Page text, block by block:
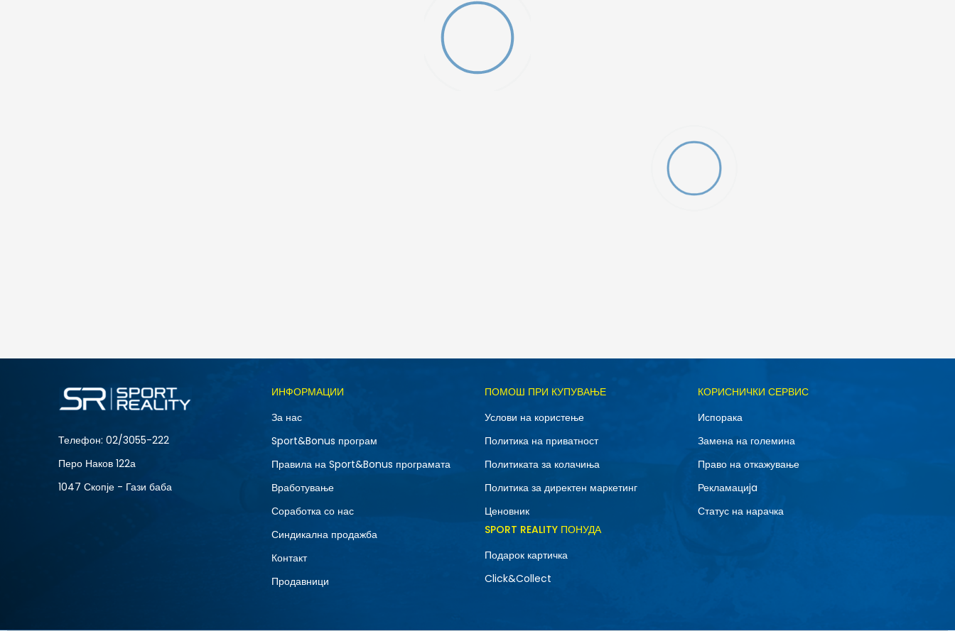
Големина
2XL
Телефон: 02/3055-222
Перо Наков 122а
1047 Скопје - Гази баба
ИНФОРМАЦИИ
За нас
Sport&Bonus програм
Правила на Sport&Bonus програмата
Вработување
Соработка со нас
Синдикална продажба
Контакт
Продавници
ПОМОШ ПРИ КУПУВАЊЕ
Услови на користење
Политика на приватност
Политиката за колачиња
Политика за директен маркетинг
Ценовник
КОРИСНИЧКИ СЕРВИС
Испорака
Замена на големина
Право на откажување
Рекламациja
Статус на нарачка
SPORT REALITY ПОНУДА
Подарок картичка
Click&Collect